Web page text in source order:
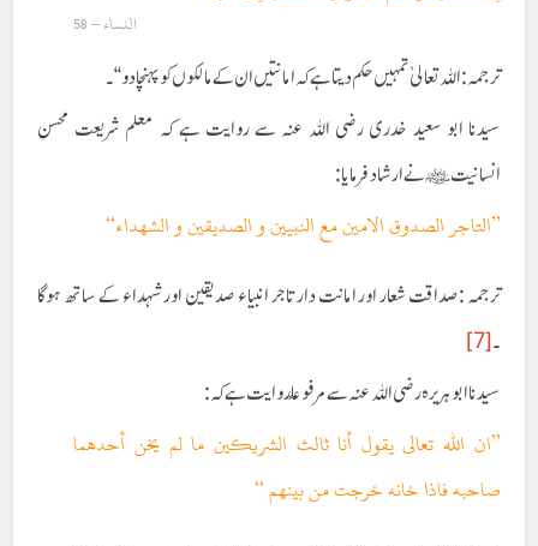
النساء – 58
ترجمہ: اللہ تعالیٰ تمہیں حکم دیتا ہے کہ امانتیں ان کے مالکوں کو پہنچادو‘‘۔
سیدنا ابو سعید خدری رضی اللہ عنہ سے روایت ہے کہ معلم شریعت محسن
انسانیتﷺنے ارشاد فرمایا:
’’التاجر الصدوق الامين مع النبيین و الصديقين و الشهداء‘‘
ترجمہ :صداقت شعار اور امانت دار تاجر انبیاء صدیقین اور شہداء کے ساتھ ہوگا
۔ [7]
سیدنا ابو ہریرہ رضی اللہ عنہ سے مرفوعا ً روایت ہے کہ :
’’ان اللہ تعالی يقول أنا ثالث الشريکين ما لم يخن أحدهما
صاحبه فاذا خانه خرجت من بينهم ‘‘